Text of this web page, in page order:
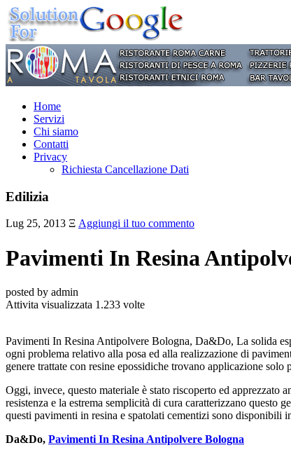
Home
Servizi
Chi siamo
Contatti
Privacy
Richiesta Cancellazione Dati
Edilizia
Lug 25, 2013 Ξ Aggiungi il tuo commento
Pavimenti In Resina
posted by admin
Attivita visualizzata 1.233 volte
Pavimenti In Resina Antipolvere Bologna, Da&Do, La solida
ogni problema relativo alla posa ed alla realizzazione di
genere trattate con resine epossidiche trovano applicazione
Oggi, invece, questo materiale è stato riscoperto ed
resistenza e la estrema semplicità di cura caratterizzano
questi pavimenti in resina e spatolati cementizi sono disponibili
Da&Do, Pavimenti In Resina Antipolvere Bologna